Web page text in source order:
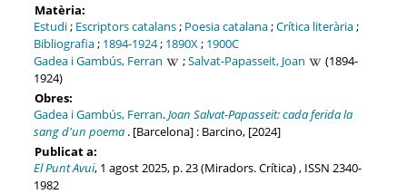
Matèria:
Estudi; Escriptors catalans; Poesia catalana;Crítica literària;
Bibliografia; 1894-1924; 1890X; 1900C
Gadea i Gambús, Ferran
;Salvat-Papasseit, Joan
(1894-
1924)
Obres:
Gadea i Gambús, Ferran.Joan Salvat-Papasseit: cada ferida la
sang d'un poema. [Barcelona] : Barcino, [2024]
Publicat a:
El Punt Avui, 1 agost 2025, p. 23 (Miradors. Crítica) , ISSN 2340-
1982